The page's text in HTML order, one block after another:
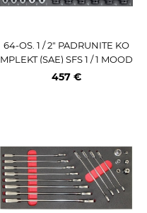
64-OS. 1 / 2" PADRUNITE KO
MPLEKT (SAE) SFS 1 / 1 MOOD
UL SONIC
457 €